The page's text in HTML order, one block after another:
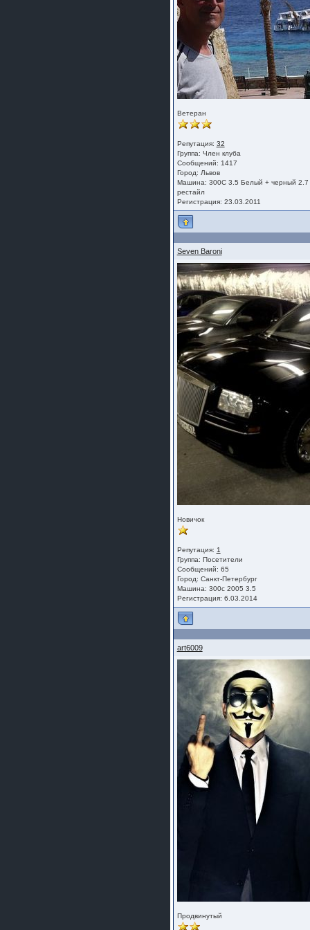
Ветеран
Репутация: 32
Группа: Член клуба
Сообщений: 1417
Город: Львов
Машина: 300C 3.5 Белый + черный 2.7
рестайл
Регистрация: 23.03.2011
Seven Baroni
Новичок
Репутация: 1
Группа: Посетители
Сообщений: 65
Город: Санкт-Петербург
Машина: 300c 2005 3.5
Регистрация: 6.03.2014
art6009
Продвинутый